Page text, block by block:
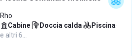
Rho
Cabine· Doccia calda· Piscina·
e altri 6…